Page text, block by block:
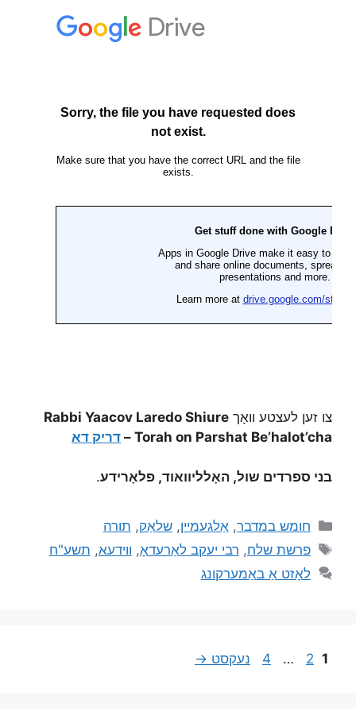
צו זען לעצטע וואָך Rabbi Yaacov Laredo Shiure
Torah on Parshat Be’halot’cha –
דריק דא
בני ספרדים שול, האָלליוואוד, פלאָרידע.
חומש במדבר,אַלגעמיין,שלאַק, תורה
פרשת שלח, רבי יעקב לאַרעדאָ, ווידעא, תשע"ח
לאָזט אַ באַמערקונג
1
2
…
4 נעקסט →